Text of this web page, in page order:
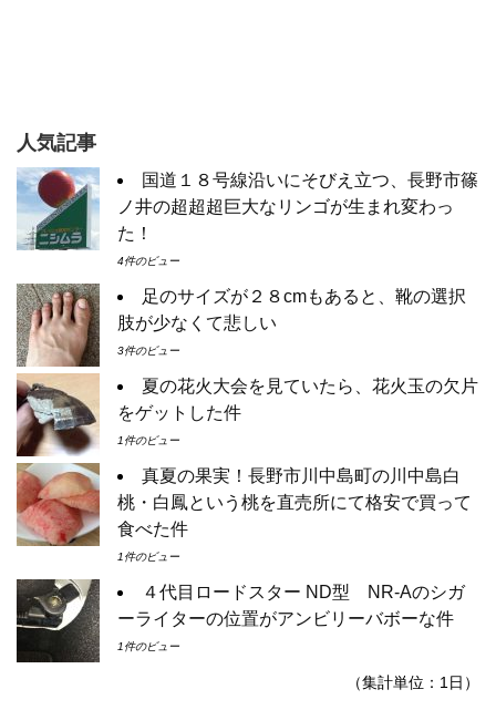
人気記事
国道１８号線沿いにそびえ立つ、長野市篠
ノ井の超超超巨大なリンゴが生まれ変わっ
た！
4件のビュー
足のサイズが２８cmもあると、靴の選択
肢が少なくて悲しい
3件のビュー
夏の花火大会を見ていたら、花火玉の欠片
をゲットした件
1件のビュー
真夏の果実！長野市川中島町の川中島白
桃・白鳳という桃を直売所にて格安で買って
食べた件
1件のビュー
４代目ロードスター ND型 NR-Aのシガ
ーライターの位置がアンビリーバボーな件
1件のビュー
（集計単位：1日）